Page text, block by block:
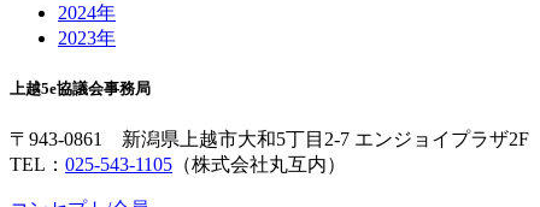
2024年
2023年
上越5e協議会事務局
〒943-0861 新潟県上越市大和5丁目2-7 エンジョイプラザ2F
TEL： 025-543-1105 （株式会社丸互内）